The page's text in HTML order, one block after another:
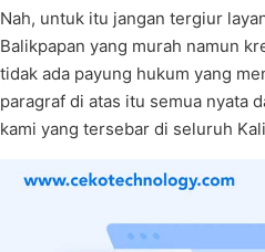
Nah, untuk itu jangan tergiur
Balikpapan yang murah namun
tidak ada payung hukum yang
paragraf di atas itu semua nyata
kami yang tersebar di seluruh